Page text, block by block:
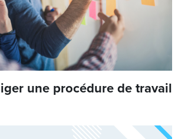
une procédure de travail